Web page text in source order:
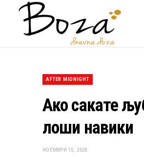
AFTER MIDNIGHT
Ако сакате
лоши навики
НОЕМВРИ 15, 2020